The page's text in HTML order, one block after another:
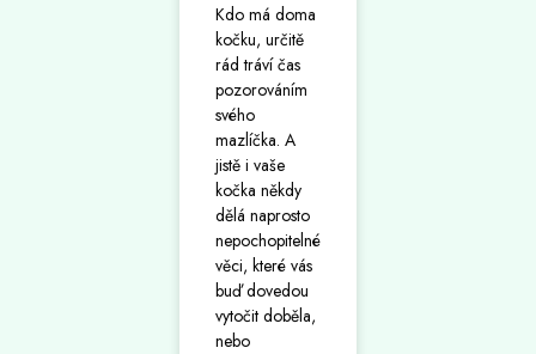
Kdo má doma
kočku, určitě
rád tráví čas
pozorováním
svého
mazlíčka. A
jistě i vaše
kočka někdy
dělá naprosto
nepochopitelné
věci, které vás
buď dovedou
vytočit doběla,
nebo